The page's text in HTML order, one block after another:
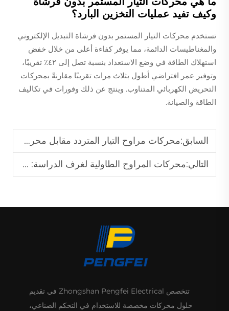
وكيف تفيد عمليات التخزين البارد؟
تستخدم محركات التيار المستمر بدون فرشاة التبديل الإلكتروني
والمغناطيسات الدائمة، مما يوفر كفاءة أعلى من خلال خفض
استهلاك الطاقة في وضع الاستعداد بنسبة تصل إلى ٤٢٪ تقريبًا،
وتوفير عمر افتراضي أطول بثلاث مرات تقريبًا مقارنةً بمحركات
التحريض الكهربائي المتناوب. وينتج عن ذلك وفورات في تكاليف
الطاقة والصيانة.
السابق:محركات مراوح التيار المتردد مقابل محركات مراوح التيار المستمر: أيهما أكثر ملاءمةً لك؟
التالي:محركات المراوح الطاولية لغرف الدراسة: منخفضة الضوضاء وعالية الأداء
تتخصص Zhongshan Pengfei Electrical في تقديم
حلول محركات مخصصة للاستخدام في التحكم الصناعي،